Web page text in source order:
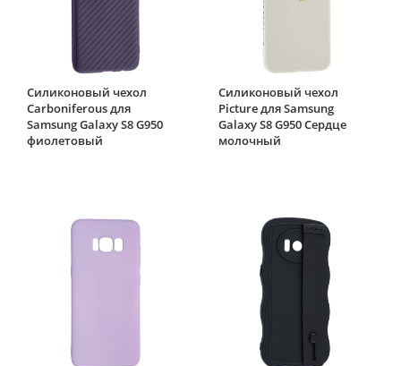
Силиконовый чехол
Carboniferous для
Samsung Galaxy S8 G950
фиолетовый
Силиконовый чехол
Picture для Samsung
Galaxy S8 G950 Сердце
молочный